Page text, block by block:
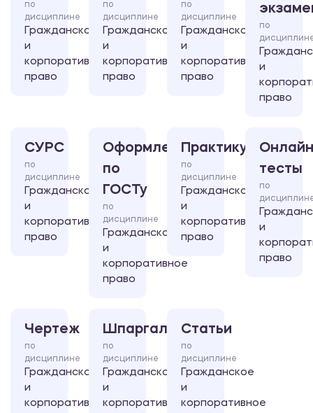
по
дисциплине
Гражданское
и
корпоративное
право
по
дисциплине
Гражданское
и
корпоративное
право
по
дисциплине
Гражданское
и
корпоративное
право
по
и
право
СУРС
по
дисциплине
Гражданское
и
корпоративное
право
Оформление
по
ГОСТу
по
дисциплине
Гражданское
и
корпоративное
право
Практикум
по
дисциплине
Гражданское
и
корпоративное
право
тесты
по
и
право
Чертеж
по
дисциплине
Гражданское
и
корпоративное
Шпаргалка
по
дисциплине
Гражданское
и
корпоративное
Статьи
по
дисциплине
Гражданское
и
корпоративное